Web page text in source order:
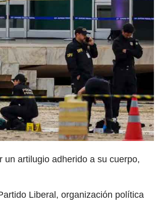
un artilugio adherido a su cuerpo,
Liberal, organización política